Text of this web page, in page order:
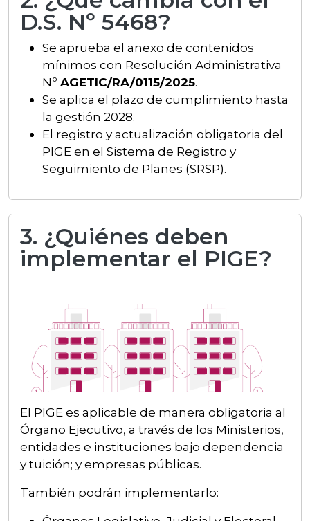
D.S. Nº 5468?
Se aprueba el anexo de contenidos
mínimos con Resolución Administrativa
Nº AGETIC/RA/0115/2025.
Se aplica el plazo de cumplimiento hasta
la gestión 2028.
El registro y actualización obligatoria del
PIGE en el Sistema de Registro y
Seguimiento de Planes (SRSP).
3. ¿Quiénes deben
implementar el PIGE?
El PIGE es aplicable de manera obligatoria al
Órgano Ejecutivo, a través de los Ministerios,
entidades e instituciones bajo dependencia
y tuición; y empresas públicas.
También podrán implementarlo: